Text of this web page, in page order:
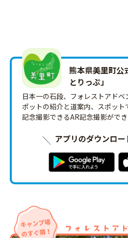
熊本県美里町公
とりっ‪ぷ‬」
日本一の石段、フォレストアド
ポットの紹介と道案内、スポット
記念撮影できるAR記念撮影ができ